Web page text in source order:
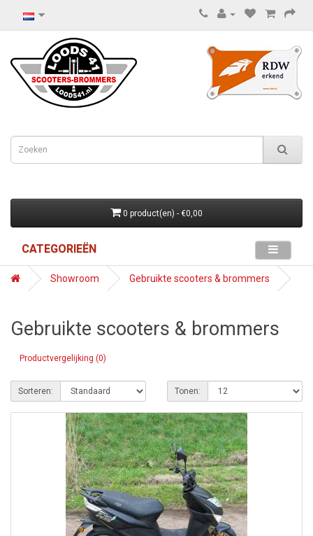
0 product(en) - €0,00
CATEGORIEËN
Showroom Gebruikte scooters & brommers
Gebruikte scooters & brommers
Productvergelijking (0)
Sorteren: Tonen: